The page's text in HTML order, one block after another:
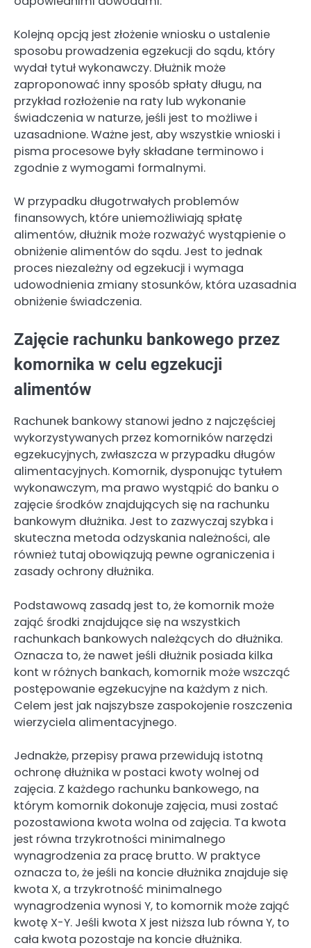
Kolejną opcją jest złożenie wniosku o ustalenie
sposobu prowadzenia egzekucji do sądu, który
wydał tytuł wykonawczy. Dłużnik może
zaproponować inny sposób spłaty długu, na
przykład rozłożenie na raty lub wykonanie
świadczenia w naturze, jeśli jest to możliwe i
uzasadnione. Ważne jest, aby wszystkie wnioski i
pisma procesowe były składane terminowo i
zgodnie z wymogami formalnymi.
W przypadku długotrwałych problemów
finansowych, które uniemożliwiają spłatę
alimentów, dłużnik może rozważyć wystąpienie o
obniżenie alimentów do sądu. Jest to jednak
proces niezależny od egzekucji i wymaga
udowodnienia zmiany stosunków, która uzasadnia
obniżenie świadczenia.
Zajęcie rachunku bankowego przez
komornika w celu egzekucji
alimentów
Rachunek bankowy stanowi jedno z najczęściej
wykorzystywanych przez komorników narzędzi
egzekucyjnych, zwłaszcza w przypadku długów
alimentacyjnych. Komornik, dysponując tytułem
wykonawczym, ma prawo wystąpić do banku o
zajęcie środków znajdujących się na rachunku
bankowym dłużnika. Jest to zazwyczaj szybka i
skuteczna metoda odzyskania należności, ale
również tutaj obowiązują pewne ograniczenia i
zasady ochrony dłużnika.
Podstawową zasadą jest to, że komornik może
zająć środki znajdujące się na wszystkich
rachunkach bankowych należących do dłużnika.
Oznacza to, że nawet jeśli dłużnik posiada kilka
kont w różnych bankach, komornik może wszcząć
postępowanie egzekucyjne na każdym z nich.
Celem jest jak najszybsze zaspokojenie roszczenia
wierzyciela alimentacyjnego.
Jednakże, przepisy prawa przewidują istotną
ochronę dłużnika w postaci kwoty wolnej od
zajęcia. Z każdego rachunku bankowego, na
którym komornik dokonuje zajęcia, musi zostać
pozostawiona kwota wolna od zajęcia. Ta kwota
jest równa trzykrotności minimalnego
wynagrodzenia za pracę brutto. W praktyce
oznacza to, że jeśli na koncie dłużnika znajduje się
kwota X, a trzykrotność minimalnego
wynagrodzenia wynosi Y, to komornik może zająć
kwotę X-Y. Jeśli kwota X jest niższa lub równa Y, to
cała kwota pozostaje na koncie dłużnika.